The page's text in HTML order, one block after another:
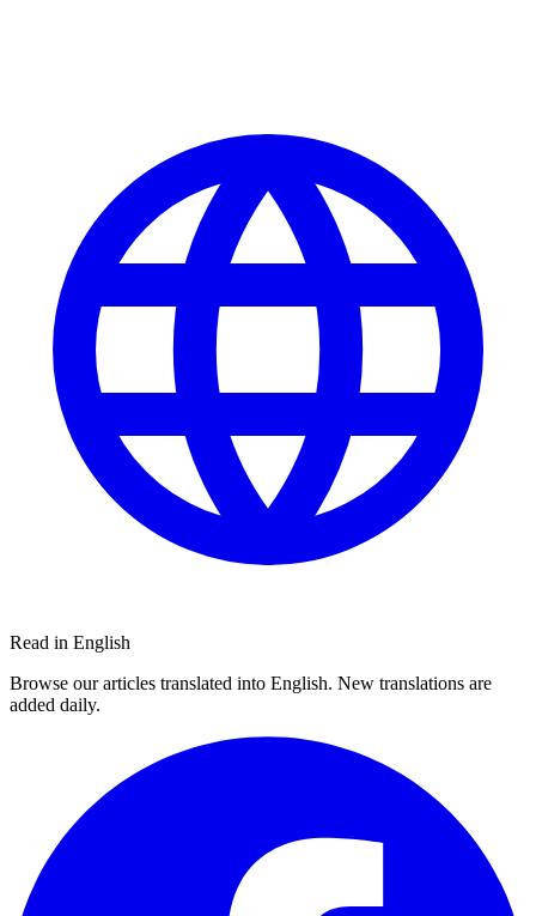
Read in English
Browse our articles translated into English. New translations are
added daily.